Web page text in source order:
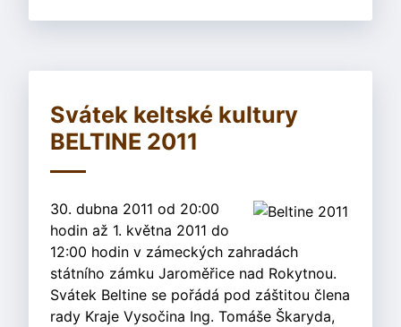
Svátek keltské kultury
BELTINE 2011
30. dubna 2011 od 20:00
hodin až 1. května 2011 do
12:00 hodin v zámeckých zahradách
státního zámku Jaroměřice nad Rokytnou.
Svátek Beltine se pořádá pod záštitou člena
rady Kraje Vysočina Ing. Tomáše Škaryda,